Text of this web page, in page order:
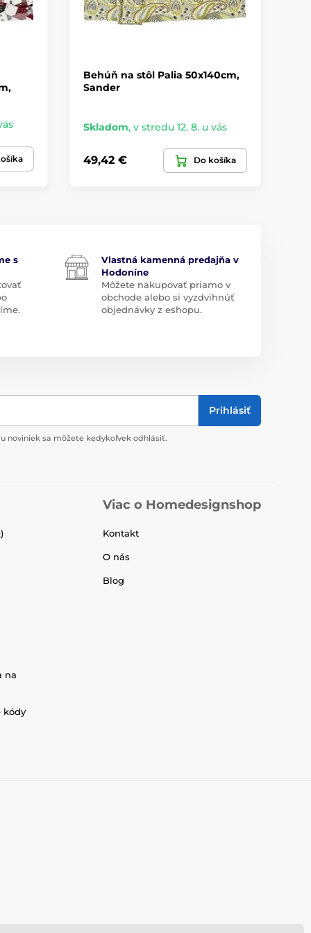
Behúň na stôl Palia 50x140cm,
Sander
Skladom, v stredu 12. 8. u vás
49,42 € Do košíka
s
Vlastná kamenná predajňa v
Hodoníne
Môžete nakupovať priamo v
obchode alebo si vyzdvihnúť
objednávky z eshopu.
Prihlásiť
noviniek sa môžete kedykoľvek odhlásiť.
na
kódy
Viac o Homedesignshop
Kontakt
O nás
Blog